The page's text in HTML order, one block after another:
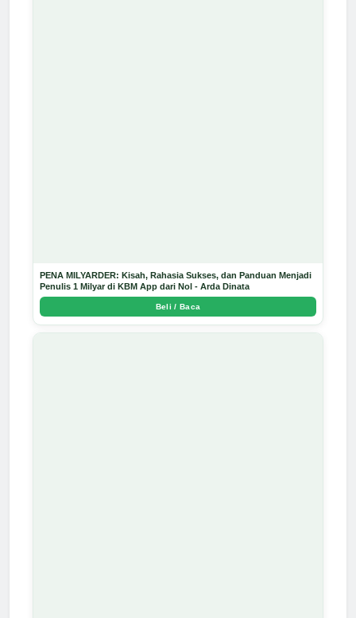
PENA MILYARDER: Kisah, Rahasia Sukses, dan Panduan Menjadi
Penulis 1 Milyar di KBM App dari Nol - Arda Dinata
Beli / Baca